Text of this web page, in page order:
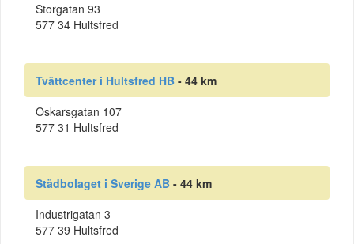
Storgatan 93
577 34 Hultsfred
Tvättcenter i Hultsfred HB - 44 km
Oskarsgatan 107
577 31 Hultsfred
Städbolaget i Sverige AB - 44 km
Industrigatan 3
577 39 Hultsfred